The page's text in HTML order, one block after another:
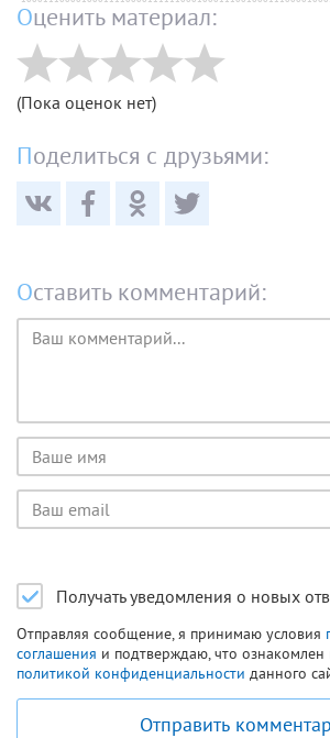
Оценить материал:
(Пока оценок нет)
Поделиться с друзьями:
Оставить комментарий:
Текст
комментария
Имя
пользователя
Email
пользователя
Получать уведомления о новых
Отправляя сообщение, я принимаю условия
соглашения и подтверждаю, что ознакомлен
политикой конфиденциальности данного
Отправить